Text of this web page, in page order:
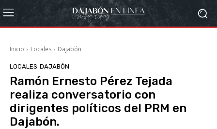
Inicio Locales Dajabón
LOCALES DAJABÓN
Ramón Ernesto Pérez Tejada
realiza conversatorio con
dirigentes políticos del PRM en
Dajabón.